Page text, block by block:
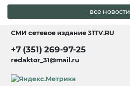
все новости
СМИ сетевое издание31TV.RU
+7 (351) 269-97-25
redaktor_31@mail.ru